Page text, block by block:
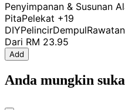
Penyimpanan & Susunan
PitaPelekat +19
DIYPelincirDempul
Dari RM 23.95
Add
Anda mungkin suka